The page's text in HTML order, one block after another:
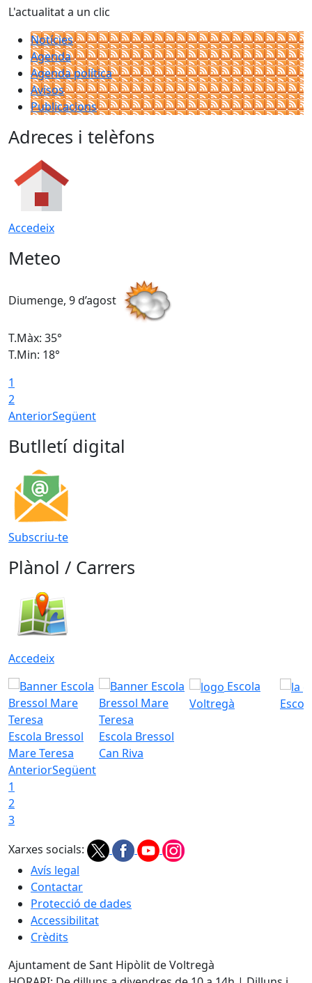
L'actualitat a un clic
Notícies
Agenda
Agenda política
Avisos
Publicacions
Adreces i telèfons
Accedeix
Meteo
Diumenge, 9 d’agost
T.Màx: 35°
T.Min: 18°
1
2
AnteriorSegüent
Butlletí digital
Subscriu-te
Plànol / Carrers
Accedeix
Escola Bressol
Mare Teresa
Escola Bressol
Can Riva
Escola
Voltregà
AnteriorSegüent
1
2
3
Xarxes socials:
Avís legal
Contactar
Protecció de dades
Accessibilitat
Crèdits
Ajuntament de Sant Hipòlit de Voltregà